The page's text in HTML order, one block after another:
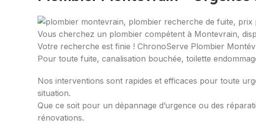
Vous cherchez un plombier compétent à Montevrain,
Votre recherche est finie ! ChronoServe Plombier
Pour toute fuite, canalisation bouchée, toilette
Nos interventions sont rapides et efficaces pour toute
situation.
Que ce soit pour un dépannage d’urgence ou des
rénovations.